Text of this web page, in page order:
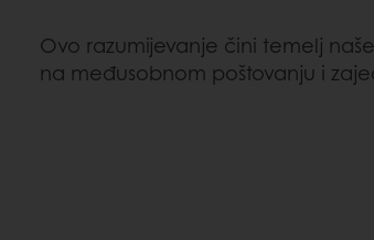
Ovo razumijevanje čini temelj
na međusobnom poštovanju i